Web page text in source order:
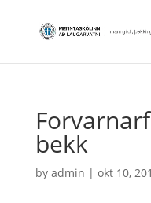
bekk
by admin | okt 10,